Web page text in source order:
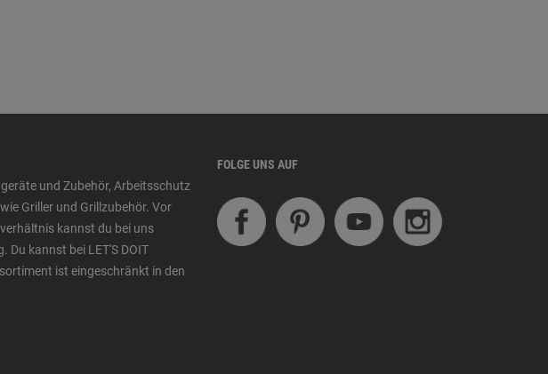
und Zubehör, Arbeitsschutz
Griller und Grillzubehör. Vor
kannst du bei uns
Du kannst bei LET'S DOIT
ist eingeschränkt in den
FOLGE UNS AUF